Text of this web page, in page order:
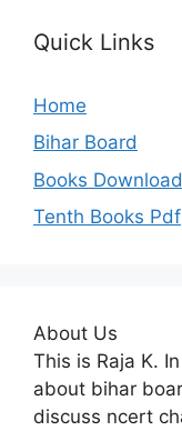
Quick Links
Home
Bihar Board
Books
Tenth Books Pdf
About Us
This is Raja K.
about bihar
discuss ncert